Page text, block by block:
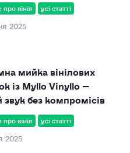
вініл усі статті
2025
вініл усі статті
2025
мийка вінілових
із Myllo Vinyllo —
звук без компромісів